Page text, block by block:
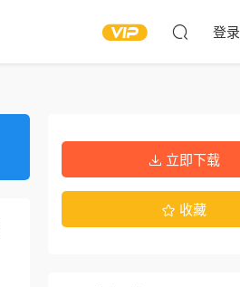
登录
立即下载
收藏